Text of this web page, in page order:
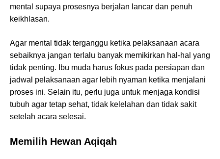
mental supaya prosesnya berjalan lancar dan penuh
keikhlasan.
Agar mental tidak terganggu ketika pelaksanaan acara
sebaiknya jangan terlalu banyak memikirkan hal-hal yang
tidak penting. Ibu muda harus fokus pada persiapan dan
jadwal pelaksanaan agar lebih nyaman ketika menjalani
proses ini. Selain itu, perlu juga untuk menjaga kondisi
tubuh agar tetap sehat, tidak kelelahan dan tidak sakit
setelah acara selesai.
Memilih Hewan Aqiqah